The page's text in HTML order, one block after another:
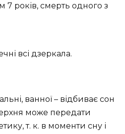
7 років, смерть одного з
всі дзеркала.
ванної – відбиває сон
може передати
т. к. в моменти сну і